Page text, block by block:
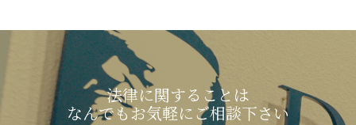
法律に関することは
なんでもお気軽にご相談下さい